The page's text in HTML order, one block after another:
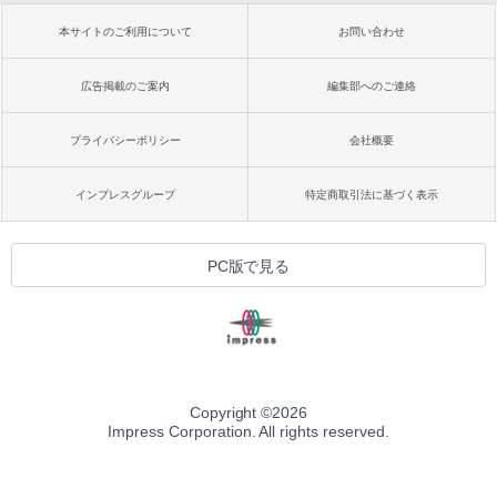
本サイトのご利用について お問い合わせ
広告掲載のご案内 編集部へのご連絡
プライバシーポリシー 会社概要
インプレスグループ 特定商取引法に基づく表示
PC版で見る
Copyright ©2026
Impress Corporation. All rights reserved.